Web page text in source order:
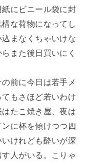
にビニール袋に封
な荷物になってし
まなくちゃいけな
また後日買いにく
前に今日は若手メ
もさほど若いわけ
たこ焼き屋、夜は
に杯を傾けつつ四
けれども酔いが深
人がいる。こりゃ